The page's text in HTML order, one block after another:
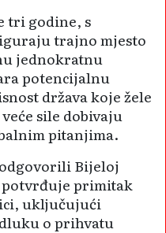
tri godine, s
trajno mjesto
jednokratnu
potencijalnu
država koje žele
sile dobivaju
pitanjima.
Bijeloj
potvrđuje primitak
uključujući
o prihvatu